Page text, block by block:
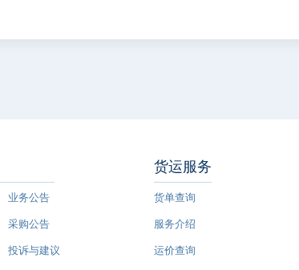
业务公告
采购公告
投诉与建议
货运服务
货单查询
服务介绍
运价查询